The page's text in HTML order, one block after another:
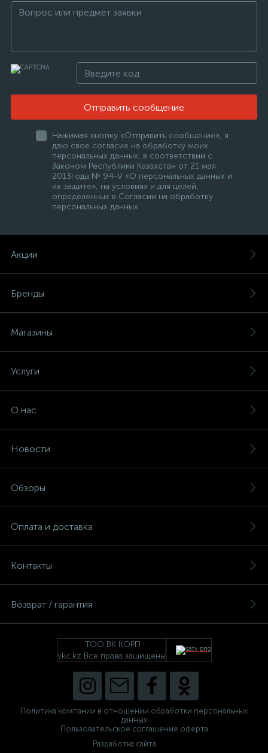
Отправить сообщение
Нажимая кнопку «Отправить сообщение», я
даю свое согласие на обработку моих
персональных данных, в соответствии с
Законом Республики Казахстан от 21 мая
2013года № 94-V «О персональных данных и
их защите», на условиях и для целей,
определенных в Согласии на обработку
персональных данных
Акции
Бренды
Магазины
Услуги
О нас
Новости
Обзоры
Оплата и доставка
Контакты
Возврат / гарантия
ТОО ВК КОРП
vkc.kz Все права защищены
Политика компании в отношении обработки персональных
данных
Пользовательское соглашение оферта
Разработка сайта